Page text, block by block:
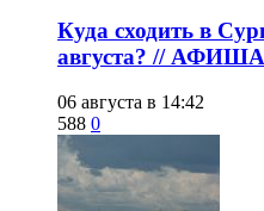
​Куда сходить в
августа? // АФИША
06 августа в 14:42
588 0